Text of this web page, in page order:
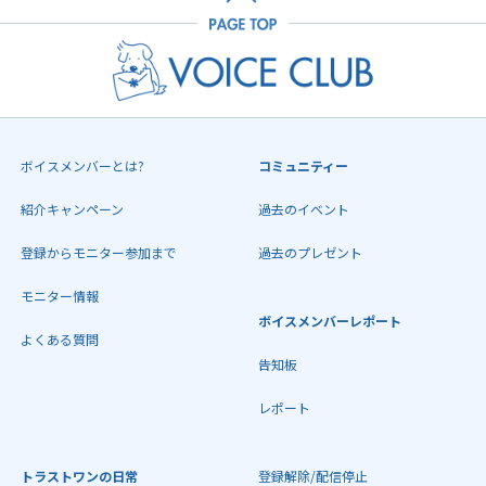
ボイスメンバーとは?
紹介キャンペーン
登録からモニター参加まで
モニター情報
よくある質問
コミュニティー
過去のイベント
過去のプレゼント
ボイスメンバーレポート
告知板
レポート
トラストワンの日常 登録解除/配信停止